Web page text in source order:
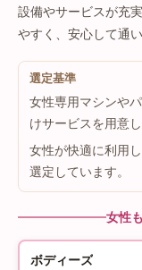
設備やサービスが充
やすく、安心して通
選定基準
女性専用マシンや
けサービスを用意
女性が快適に利用
選定しています。
女性
ボディーズ